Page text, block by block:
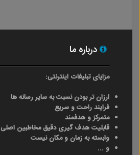
درباره ما
مزایای تبلیغات اینترنتی:
ارزان تر بودن نسبت به سایر رسانه ها
فرایند راحت و سریع
متمرکز و هدفمند
قابلیت هدف گیری دقیق مخاطبین اصلی
وابسته به زمان و مکان نیست
و ...